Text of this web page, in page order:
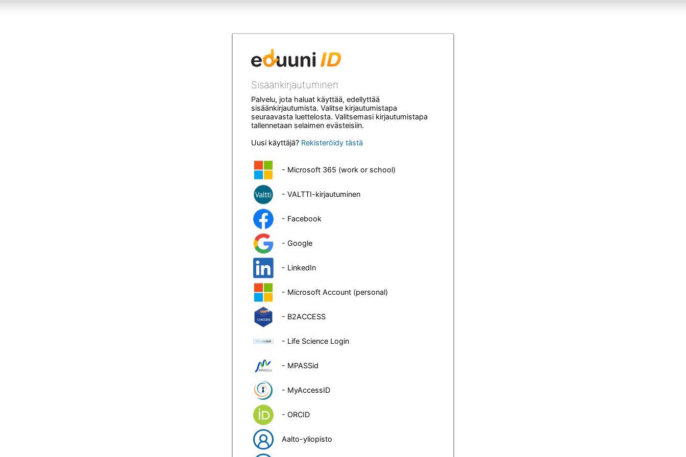
Sisäänkirjautuminen
Palvelu, jota haluat käyttää, edellyttää
sisäänkirjautumista. Valitse kirjautumistapa
seuraavasta luettelosta. Valitsemasi kirjautumistapa
tallennetaan selaimen evästeisiin.
Uusi käyttäjä? Rekisteröidy tästä
- Microsoft 365 (work or school)
- VALTTI-kirjautuminen
- Facebook
- Google
- LinkedIn
- Microsoft Account (personal)
- B2ACCESS
- Life Science Login
- MPASSid
- MyAccessID
- ORCID
Aalto-yliopisto